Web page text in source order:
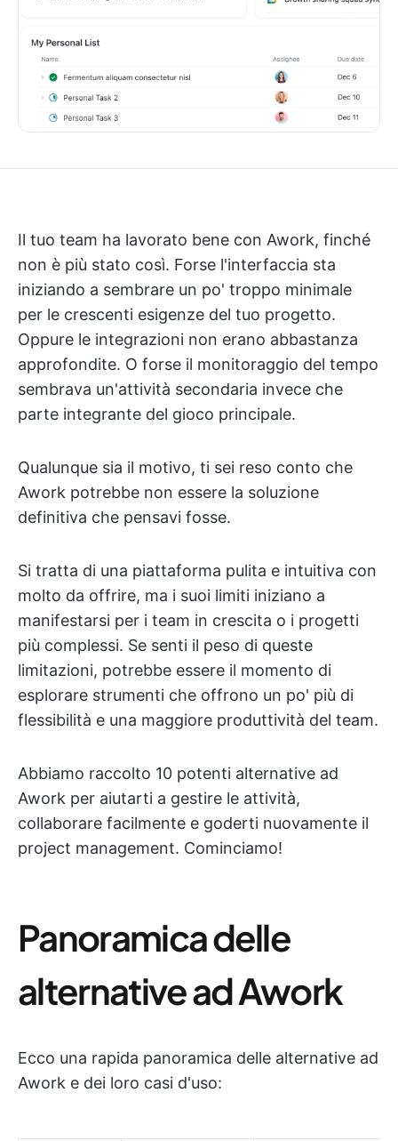
Il tuo team ha lavorato bene con Awork, finché
non è più stato così. Forse l'interfaccia sta
iniziando a sembrare un po' troppo minimale
per le crescenti esigenze del tuo progetto.
Oppure le integrazioni non erano abbastanza
approfondite. O forse il monitoraggio del tempo
sembrava un'attività secondaria invece che
parte integrante del gioco principale.
Qualunque sia il motivo, ti sei reso conto che
Awork potrebbe non essere la soluzione
definitiva che pensavi fosse.
Si tratta di una piattaforma pulita e intuitiva con
molto da offrire, ma i suoi limiti iniziano a
manifestarsi per i team in crescita o i progetti
più complessi. Se senti il peso di queste
limitazioni, potrebbe essere il momento di
esplorare strumenti che offrono un po' più di
flessibilità e una maggiore produttività del team.
Abbiamo raccolto 10 potenti alternative ad
Awork per aiutarti a gestire le attività,
collaborare facilmente e goderti nuovamente il
project management. Cominciamo!
Panoramica delle
alternative ad Awork
Ecco una rapida panoramica delle alternative ad
Awork e dei loro casi d'uso: